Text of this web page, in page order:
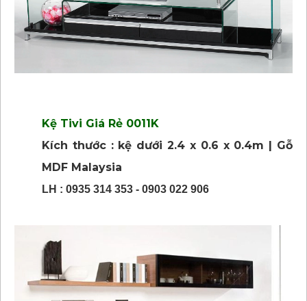
Kệ Tivi Giá Rẻ 0011K
Kích thước : kệ dưới 2.4 x 0.6 x 0.4m | Gỗ
MDF Malaysia
LH : 0935 314 353 - 0903 022 906